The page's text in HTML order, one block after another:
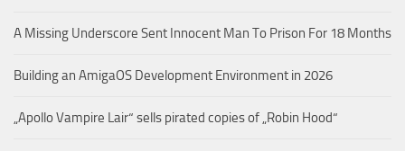
A Missing Underscore Sent Innocent Man To Prison For 18 Months
Building an AmigaOS Development Environment in 2026
„Apollo Vampire Lair“ sells pirated copies of „Robin Hood“